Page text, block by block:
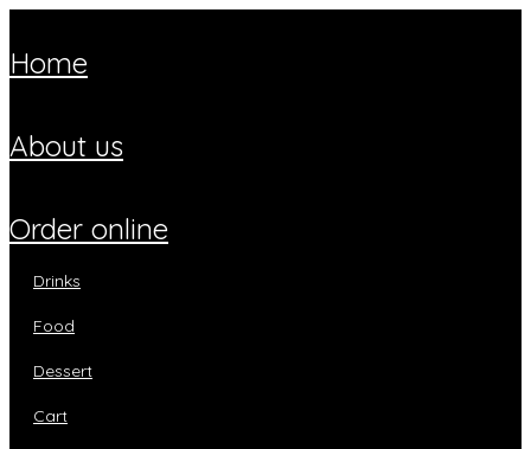
home
about us
order online
drinks
food
dessert
cart